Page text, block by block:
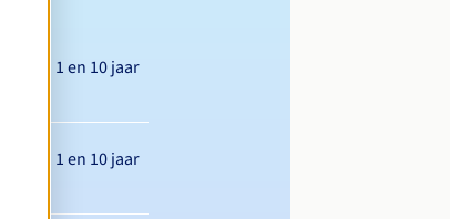
Tussen 1 en 10 jaar
Tussen 1 en 10 jaar